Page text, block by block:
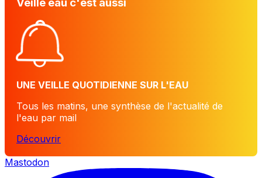
UNE VEILLE QUOTIDIENNE SUR L'EAU
Tous les matins, une synthèse de l'actualité de
l'eau par mail
Découvrir
Mastodon